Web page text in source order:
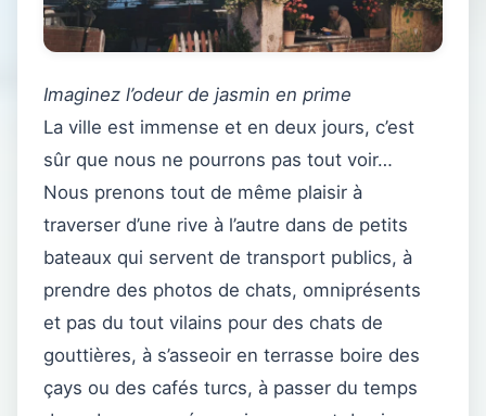
Imaginez l’odeur de jasmin en prime
La ville est immense et en deux jours, c’est
sûr que nous ne pourrons pas tout voir…
Nous prenons tout de même plaisir à
traverser d’une rive à l’autre dans de petits
bateaux qui servent de transport publics, à
prendre des photos de chats, omniprésents
et pas du tout vilains pour des chats de
gouttières, à s’asseoir en terrasse boire des
çays ou des cafés turcs, à passer du temps